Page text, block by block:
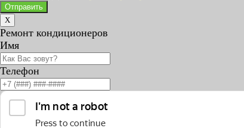
Отправить
X
Ремонт кондиционеров
Имя
Телефон